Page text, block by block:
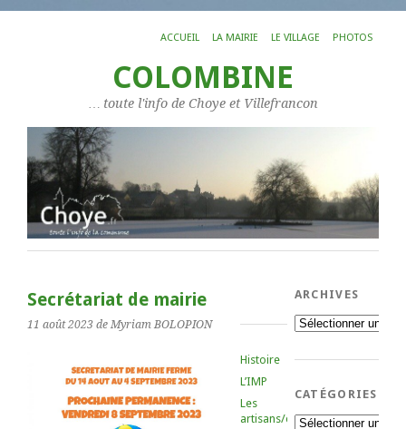
ACCUEIL LA MAIRIE LE VILLAGE PHOTOS
COLOMBINE
… toute l'info de Choye et Villefrancon
Secrétariat de mairie
11 août 2023 de Myriam BOLOPION
Histoire
L’IMP
Les
artisans/commerçants
ARCHIVES
Archives
CATÉGORIES
Catégories